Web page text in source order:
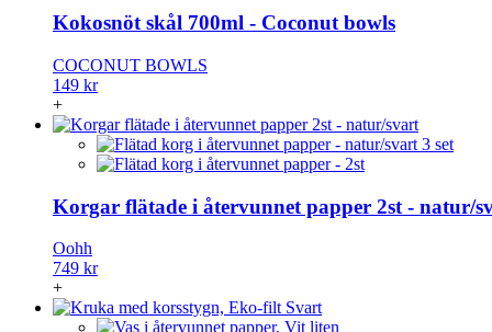
Kokosnöt skål 700ml - Coconut bowls
COCONUT BOWLS
149 kr
+
Korgar flätade i återvunnet papper 2st - natur/
Oohh
749 kr
+